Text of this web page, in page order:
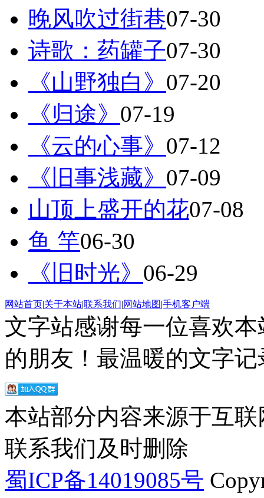
晚风吹过街巷07-30
诗歌：药罐子07-30
《山野独白》 07-20
《归途》 07-19
《云的心事》 07-12
《旧事浅藏》 07-09
山顶上盛开的花07-08
鱼 竿06-30
《旧时光》 06-29
网站首页|关于本站|联系我们|网站地图|手机客户端
文字站感谢每一位喜欢
的朋友！最温暖的文字
本站部分内容来源于互
联系我们及时删除
蜀ICP备14019085号